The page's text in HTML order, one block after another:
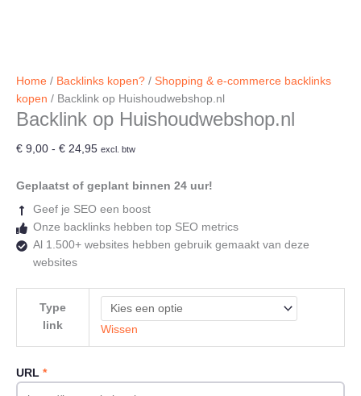
Home / Backlinks kopen? / Shopping & e-commerce backlinks
kopen / Backlink op Huishoudwebshop.nl
Backlink op Huishoudwebshop.nl
€ 9,00 - € 24,95Prijsklasse:
tot
excl. btw
Geplaatst of geplant binnen 24 uur!
Geef je SEO een boost
Onze backlinks hebben top SEO metrics
Al 1.500+ websites hebben gebruik gemaakt van deze
websites
Type
link
Wissen
URL *